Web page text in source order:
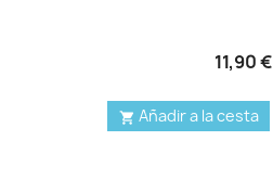
11,90 €
 Añadir a la cesta